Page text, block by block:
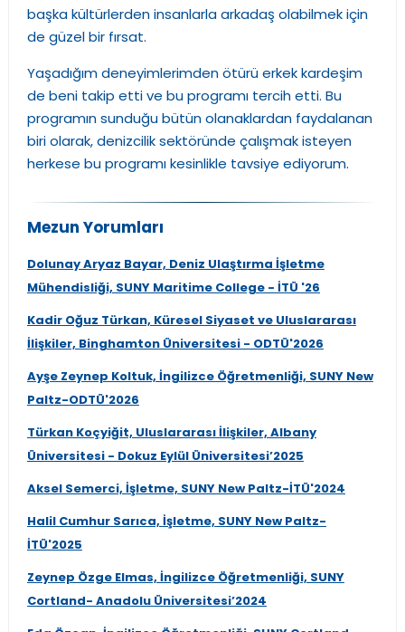
başka kültürlerden insanlarla arkadaş olabilmek için
de güzel bir fırsat.
Yaşadığım deneyimlerimden ötürü erkek kardeşim
de beni takip etti ve bu programı tercih etti. Bu
programın sunduğu bütün olanaklardan faydalanan
biri olarak, denizcilik sektöründe çalışmak isteyen
herkese bu programı kesinlikle tavsiye ediyorum.
Mezun Yorumları
Dolunay Aryaz Bayar, Deniz Ulaştırma İşletme
Mühendisliği, SUNY Maritime College - İTÜ '26
Kadir Oğuz Türkan, Küresel Siyaset ve Uluslararası
İlişkiler, Binghamton Üniversitesi - ODTÜ'2026
Ayşe Zeynep Koltuk, İngilizce Öğretmenliği, SUNY New
Paltz-ODTÜ'2026
Türkan Koçyiğit, Uluslararası İlişkiler, Albany
Üniversitesi - Dokuz Eylül Üniversitesi’2025
Aksel Semerci, İşletme, SUNY New Paltz-İTÜ'2024
Halil Cumhur Sarıca, İşletme, SUNY New Paltz-
İTÜ'2025
Zeynep Özge Elmas, İngilizce Öğretmenliği, SUNY
Cortland- Anadolu Üniversitesi’2024